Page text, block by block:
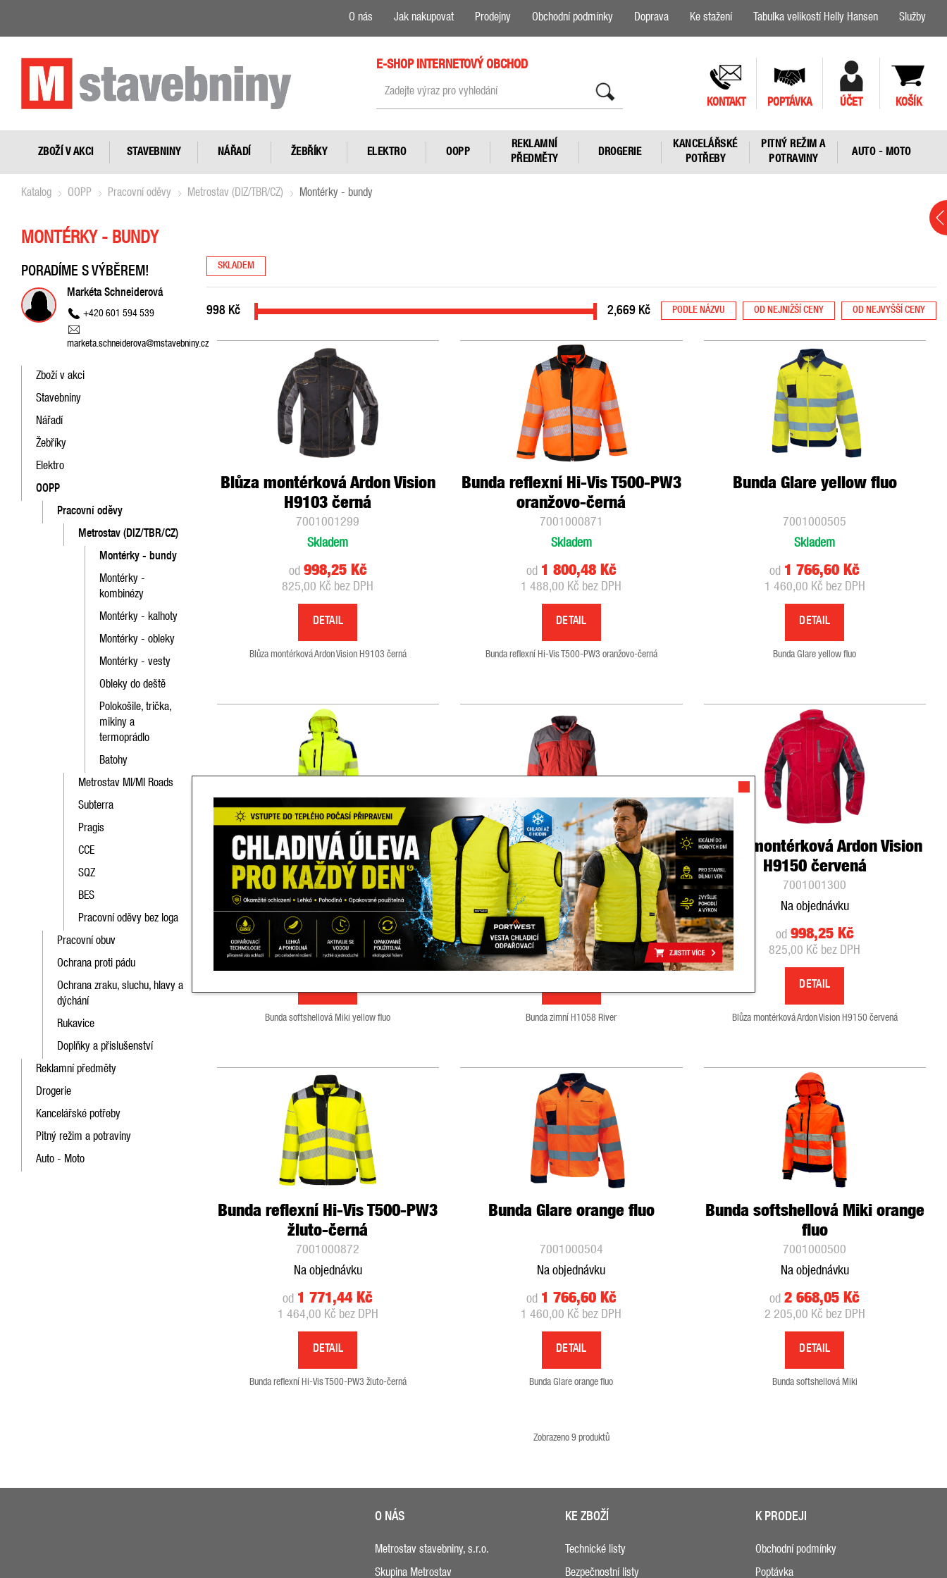
O nás Jak nakupovat Prodejny Obchodní podmínky Doprava Ke stažení Tabulka velikostí Helly Hansen Služby
E-SHOP INTERNETOVÝ OBCHOD
Zadejte výraz pro vyhledání
KONTAKT
POPTÁVKA ÚČET KOŠÍK
ZBOŽÍ V AKCI STAVEBNINY NÁŘADÍ ŽEBŘÍKY ELEKTRO OOPP
REKLAMNÍ
PŘEDMĚTY
DROGERIE
KANCELÁŘSKÉ
POTŘEBY
PITNÝ REŽIM A
POTRAVINY
AUTO - MOTO
Katalog OOPP Pracovní oděvy Metrostav (DIZ/TBR/CZ) Montérky - bundy
MONTÉRKY - BUNDY
PORADÍME S VÝBĚREM!
Markéta Schneiderová
+420 601 594 539
marketa.schneiderova@mstavebniny.cz
Zboží v akci
Stavebniny
Nářadí
Žebříky
Elektro
OOPP
Pracovní oděvy
Metrostav (DIZ/TBR/CZ)
Montérky - bundy
Montérky -
kombinézy
Montérky - kalhoty
Montérky - obleky
Montérky - vesty
Obleky do deště
Polokošile, trička,
mikiny a
termoprádlo
Batohy
Metrostav MI/MI Roads
Subterra
Pragis
CCE
SQZ
BES
Pracovní oděvy bez loga
Pracovní obuv
Ochrana proti pádu
Ochrana zraku, sluchu, hlavy a
dýchání
Rukavice
Doplňky a přislušenství
Reklamní předměty
Drogerie
Kancelářské potřeby
Pitný režim a potraviny
Auto - Moto
SKLADEM
998Kč 2,669Kč PODLE NÁZVU OD NEJNIŽŠÍ CENY OD NEJVYŠŠÍ CENY
Blůza montérková Ardon Vision
H9103 černá
7001001299
Skladem
od 998,25 Kč
825,00 Kč bez DPH
DETAIL
Blůza montérková Ardon Vision H9103 černá
Bunda reflexní Hi-Vis T500-PW3
oranžovo-černá
7001000871
Skladem
od 1 800,48 Kč
1 488,00 Kč bez DPH
DETAIL
Bunda reflexní Hi-Vis T500-PW3 oranžovo-černá
Bunda Glare yellow fluo
7001000505
Skladem
od 1 766,60 Kč
1 460,00 Kč bez DPH
DETAIL
Bunda Glare yellow fluo
Bunda softshellová Miki yellow
fluo
7001000503
od 2 668,05 Kč
2 205,00 Kč bez DPH
Bunda softshellová Miki yellow fluo
Bunda zimní H1058 River
červená
7001000291
Skladem
od 1 270,50 Kč
1 050,00 Kč bez DPH
Bunda zimní H1058 River
Blůza montérková Ardon Vision
H9150 červená
7001001300
Na objednávku
od 998,25 Kč
825,00 Kč bez DPH
DETAIL
Blůza montérková Ardon Vision H9150 červená
Bunda reflexní Hi-Vis T500-PW3
žluto-černá
7001000872
Na objednávku
od 1 771,44 Kč
1 464,00 Kč bez DPH
DETAIL
Bunda reflexní Hi-Vis T500-PW3 žluto-černá
Bunda Glare orange fluo
7001000504
Na objednávku
od 1 766,60 Kč
1 460,00 Kč bez DPH
DETAIL
Bunda Glare orange fluo
Bunda softshellová Miki orange
fluo
7001000500
Na objednávku
od 2 668,05 Kč
2 205,00 Kč bez DPH
DETAIL
Bunda softshellová Miki
Zobrazeno 9 produktů
O NÁS
Metrostav stavebniny, s.r.o.
Skupina Metrostav
KE ZBOŽÍ
Technické listy
Bezpečnostní listy
K PRODEJI
Obchodní podmínky
Poptávka